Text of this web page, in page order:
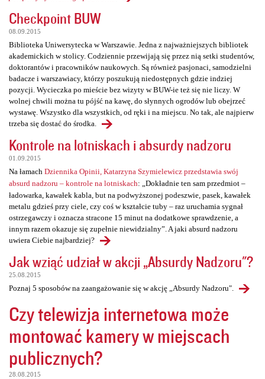
Checkpoint BUW
08.09.2015
Biblioteka Uniwersytecka w Warszawie. Jedna z najważniejszych bibliotek
akademickich w stolicy. Codziennie przewijają się przez nią setki studentów,
doktorantów i pracowników naukowych. Są również pasjonaci, samodzielni
badacze i warszawiacy, którzy poszukują niedostępnych gdzie indziej
pozycji. Wycieczka po mieście bez wizyty w BUW-ie też się nie liczy. W
wolnej chwili można tu pójść na kawę, do słynnych ogrodów lub obejrzeć
wystawę. Wszystko dla wszystkich, od ręki i na miejscu. No tak, ale najpierw
trzeba się dostać do środka.
Kontrole na lotniskach i absurdy nadzoru
01.09.2015
Na łamach Dziennika Opinii, Katarzyna Szymielewicz przedstawia swój
absurd nadzoru – kontrole na lotniskach: „Dokładnie ten sam przedmiot –
ładowarka, kawałek kabla, but na podwyższonej podeszwie, pasek, kawałek
metalu gdzieś przy ciele, czy coś w kształcie tuby – raz uruchamia sygnał
ostrzegawczy i oznacza stracone 15 minut na dodatkowe sprawdzenie, a
innym razem okazuje się zupełnie niewidzialny”. A jaki absurd nadzoru
uwiera Ciebie najbardziej?
Jak wziąć udział w akcji „Absurdy Nadzoru"?
25.08.2015
Poznaj 5 sposobów na zaangażowanie się w akcję „Absurdy Nadzoru".
Czy telewizja internetowa może
montować kamery w miejscach
publicznych?
28.08.2015